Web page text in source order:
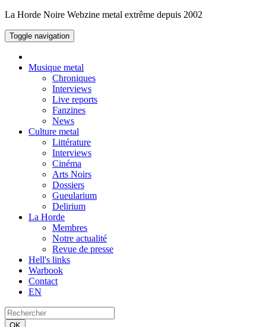
La Horde Noire Webzine metal extrême depuis 2002
Toggle navigation
Musique metal
Chroniques
Interviews
Live reports
Fanzines
News
Culture metal
Littérature
Interviews
Cinéma
Arts Noirs
Dossiers
Gueularium
Delirium
La Horde
Membres
Notre actualité
Revue de presse
Hell's links
Warbook
Contact
EN